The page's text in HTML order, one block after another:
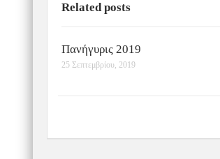
Related posts
Πανήγυρις 2019
25 Σεπτεμβρίου, 2019